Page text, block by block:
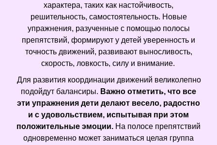
характера, таких как настойчивость,
решительность, самостоятельность. Новые
упражнения, разученные с помощью полосы
препятствий, формируют у детей уверенность и
точность движений, развивают выносливость,
скорость, ловкость, силу и внимание.
Для развития координации движений великолепно
подойдут балансиры. Важно отметить, что все
эти упражнения дети делают весело, радостно
и с удовольствием, испытывая при этом
положительные эмоции. На полосе препятствий
одновременно может заниматься целая группа